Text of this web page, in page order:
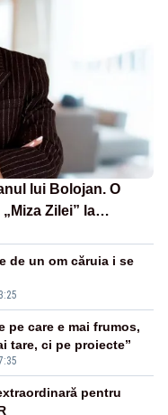
lui Bolojan. O
Zilei” la
de un om căruia i se
pe care e mai frumos,
tare, ci pe proiecte”
pentru